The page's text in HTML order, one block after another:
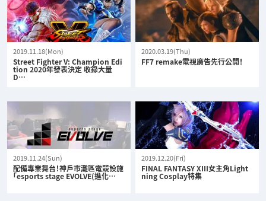
2019.11.18(Mon)
Street Fighter V: Champion Edi
tion 2020年發表決定 收錄大量
D…
2020.03.19(Thu)
FF7 remake電視廣告先行公開！
2019.11.24(Sun)
配備專業舞台！神戶市灘區電競設施
「esports stage EVOLVE(進化…
2019.12.20(Fri)
FINAL FANTASY XIII女主角Light
ning Cosplay特集